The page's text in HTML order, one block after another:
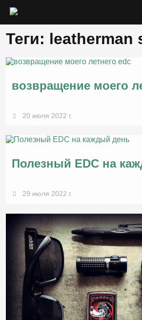
Теги: leatherman
возвращение моего
20 июля 2022 г.
Полезный EDC на
29 июля 2022 г.